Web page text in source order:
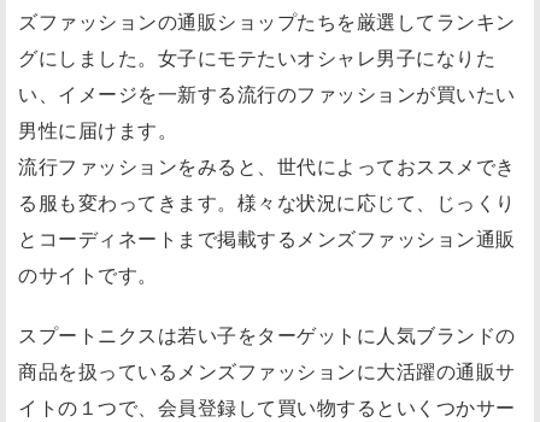
ズファッションの通販ショップたちを厳選してランキン
グにしました。女子にモテたいオシャレ男子になりた
い、イメージを一新する流行のファッションが買いたい
男性に届けます。
流行ファッションをみると、世代によっておススメでき
る服も変わってきます。様々な状況に応じて、じっくり
とコーディネートまで掲載するメンズファッション通販
のサイトです。
スプートニクスは若い子をターゲットに人気ブランドの
商品を扱っているメンズファッションに大活躍の通販サ
イトの１つで、会員登録して買い物するといくつかサー